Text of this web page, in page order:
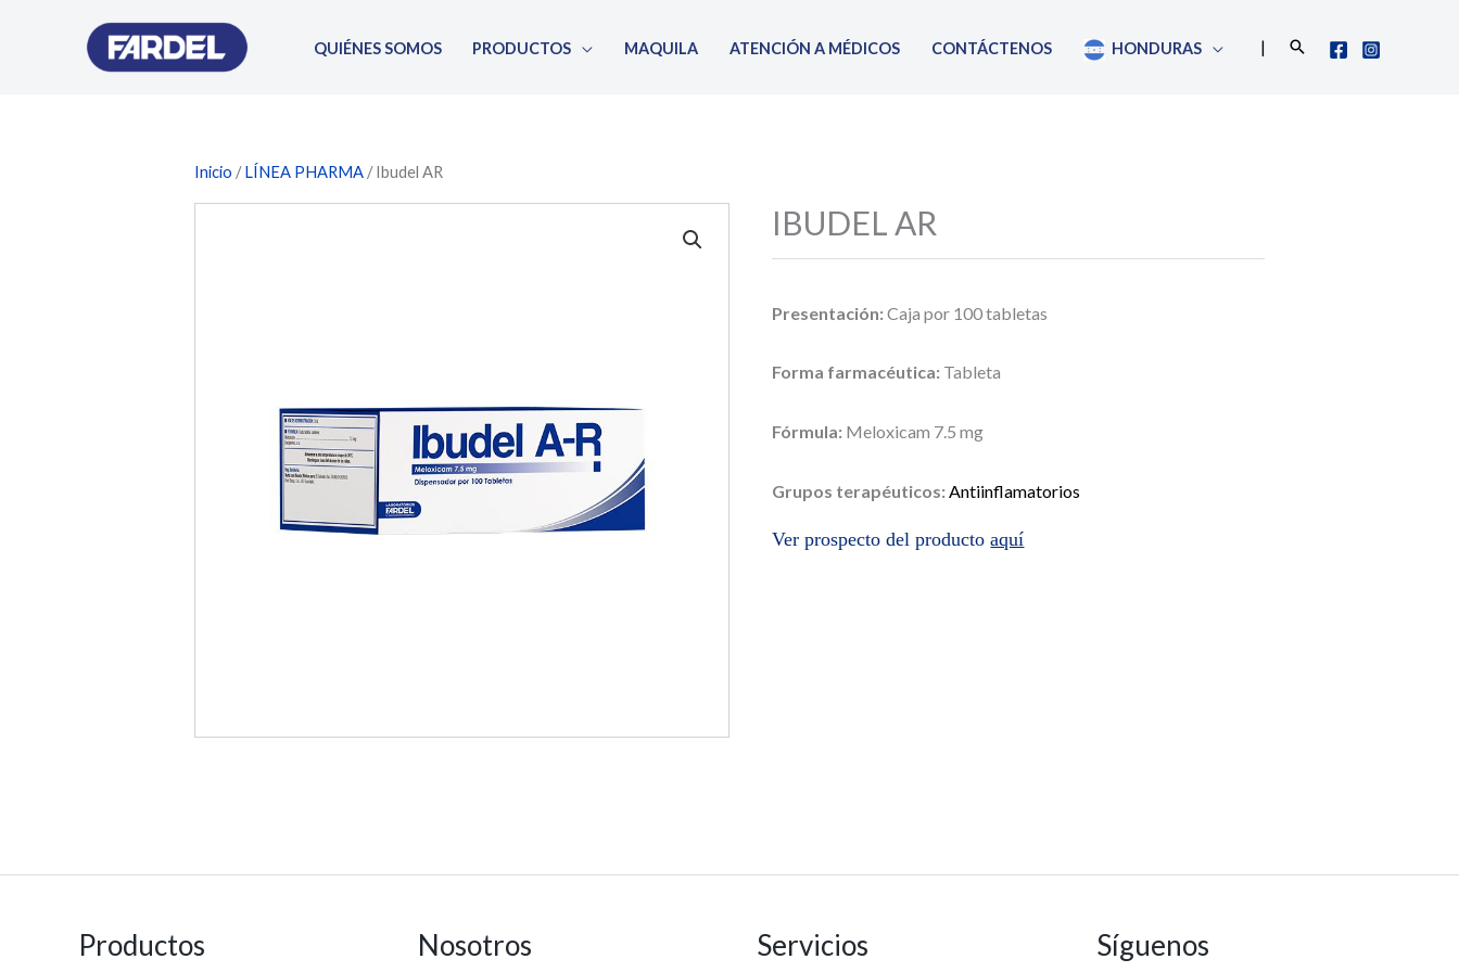
QUIÉNES SOMOS PRODUCTOS MAQUILA ATENCIÓN A MÉDICOS CONTÁCTENOS HONDURAS | Buscar
Inicio /LÍNEA PHARMA/ Ibudel AR
IBUDEL AR
Presentación:Caja por 100 tabletas
Forma farmacéutica: Tableta
Fórmula: Meloxicam 7.5 mg
Grupos terapéuticos: Antiinflamatorios
Ver prospecto del productoaquí
Productos Nosotros Servicios Síguenos